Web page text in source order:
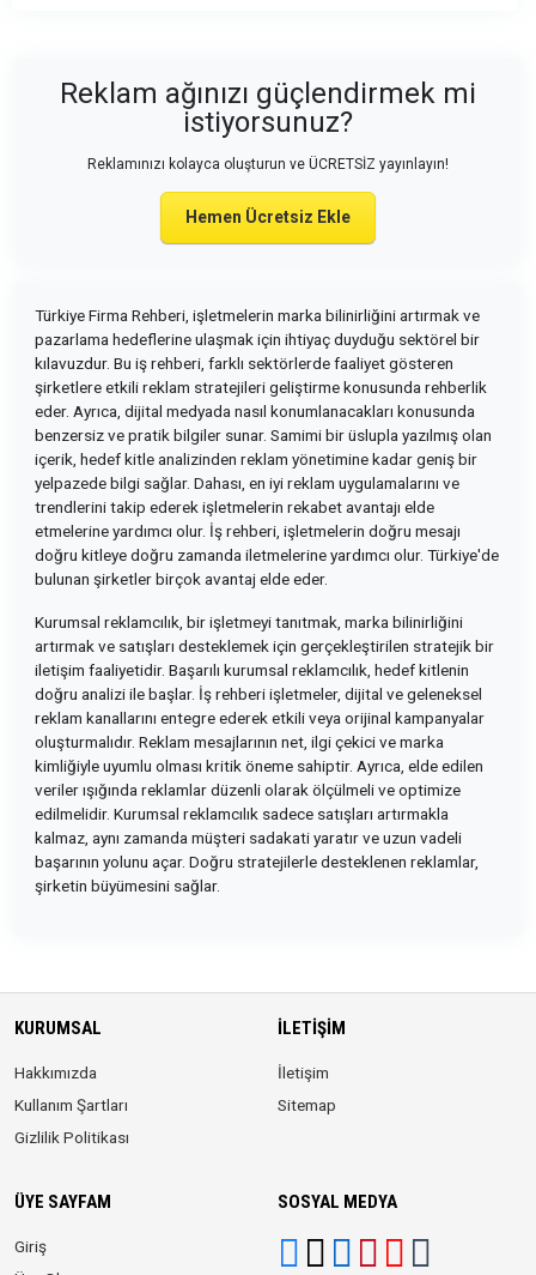
Reklam ağınızı güçlendirmek mi
istiyorsunuz?
Reklamınızı kolayca oluşturun ve ÜCRETSİZ yayınlayın!
Hemen Ücretsiz Ekle
Türkiye Firma Rehberi, işletmelerin marka bilinirliğini artırmak ve
pazarlama hedeflerine ulaşmak için ihtiyaç duyduğu sektörel bir
kılavuzdur. Bu iş rehberi, farklı sektörlerde faaliyet gösteren
şirketlere etkili reklam stratejileri geliştirme konusunda rehberlik
eder. Ayrıca, dijital medyada nasıl konumlanacakları konusunda
benzersiz ve pratik bilgiler sunar. Samimi bir üslupla yazılmış olan
içerik, hedef kitle analizinden reklam yönetimine kadar geniş bir
yelpazede bilgi sağlar. Dahası, en iyi reklam uygulamalarını ve
trendlerini takip ederek işletmelerin rekabet avantajı elde
etmelerine yardımcı olur. İş rehberi, işletmelerin doğru mesajı
doğru kitleye doğru zamanda iletmelerine yardımcı olur. Türkiye'de
bulunan şirketler birçok avantaj elde eder.
Kurumsal reklamcılık, bir işletmeyi tanıtmak, marka bilinirliğini
artırmak ve satışları desteklemek için gerçekleştirilen stratejik bir
iletişim faaliyetidir. Başarılı kurumsal reklamcılık, hedef kitlenin
doğru analizi ile başlar. İş rehberi işletmeler, dijital ve geleneksel
reklam kanallarını entegre ederek etkili veya orijinal kampanyalar
oluşturmalıdır. Reklam mesajlarının net, ilgi çekici ve marka
kimliğiyle uyumlu olması kritik öneme sahiptir. Ayrıca, elde edilen
veriler ışığında reklamlar düzenli olarak ölçülmeli ve optimize
edilmelidir. Kurumsal reklamcılık sadece satışları artırmakla
kalmaz, aynı zamanda müşteri sadakati yaratır ve uzun vadeli
başarının yolunu açar. Doğru stratejilerle desteklenen reklamlar,
şirketin büyümesini sağlar.
KURUMSAL
Hakkımızda
Kullanım Şartları
Gizlilik Politikası
İLETIŞIM
İletişim
Sitemap
ÜYE SAYFAM
Giriş
SOSYAL MEDYA